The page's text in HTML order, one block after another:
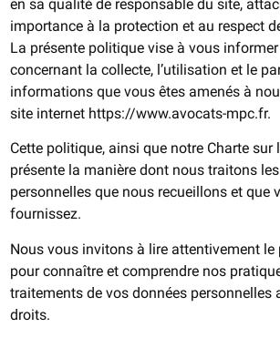
en sa qualité de responsable du site,
importance à la protection et au respect
La présente politique vise à vous
concernant la collecte, l’utilisation et le
informations que vous êtes amenés à
site internet https://www.avocats-mpc.fr.
Cette politique, ainsi que notre Charte sur
présente la manière dont nous traitons
personnelles que nous recueillons et que
fournissez.
Nous vous invitons à lire attentivement le
pour connaître et comprendre nos
traitements de vos données personnelles
droits.